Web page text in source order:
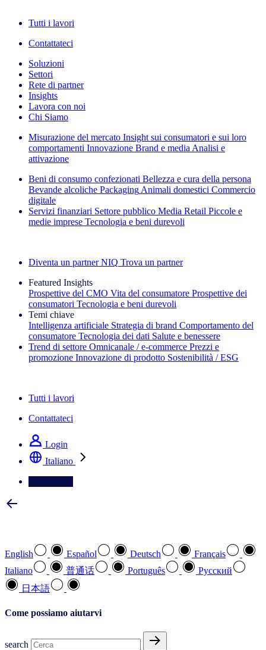
Tutti i lavori
Contattateci
Soluzioni
Settori
Rete di partner
Insights
Lavora con noi
Chi Siamo
Misurazione del mercato Insight sui consumatori e sui loro
comportamenti Innovazione Brand e media Analisi e
attivazione
Beni di consumo confezionati Bellezza e cura della persona
Bevande alcoliche Packaging Animali domestici Commercio
digitale
Servizi finanziari Settore pubblico Media Retail Piccole e
medie imprese Tecnologia e beni durevoli
Diventa un partner NIQ Trova un partner
Featured Insights
Prospettive del CMO Vita del consumatore Prospettive dei
consumatori Tecnologia e beni durevoli
Temi chiave
Intelligenza artificiale Strategia di brand Comportamento del
consumatore Tecnologia dei dati Salute e benessere
Trend di settore Omnicanale / e‑commerce Prezzi e
promozione Innovazione di prodotto Sostenibilità / ESG
Tutti i lavori
Contattateci
Login
Italiano
English Español Deutsch
Français
Italiano
普通话 Português
Pусский
日本語
Come possiamo aiutarvi
search